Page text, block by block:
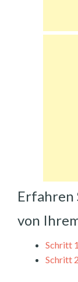
Erfahren
von
Schritt
Schritt